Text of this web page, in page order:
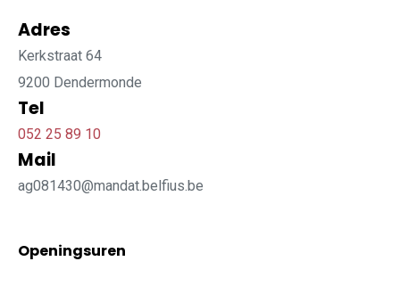
Adres
Kerkstraat 64
9200 Dendermonde
Tel
052 25 89 10
Mail
ag081430@mandat.belfius.be
Openingsuren